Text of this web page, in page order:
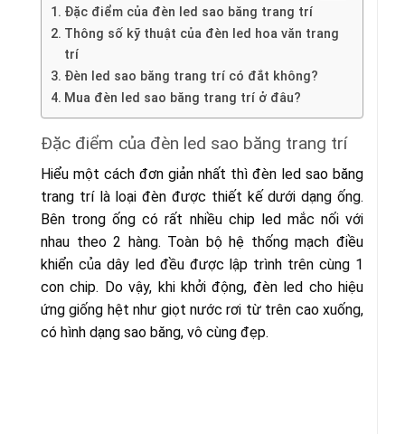
Đặc điểm của đèn led sao băng trang trí
Thông số kỹ thuật của đèn led hoa văn trang
trí
Đèn led sao băng trang trí có đắt không?
Mua đèn led sao băng trang trí ở đâu?
Đặc điểm của đèn led sao băng trang trí
Hiểu một cách đơn giản nhất thì đèn led sao băng
trang trí là loại đèn được thiết kế dưới dạng ống.
Bên trong ống có rất nhiều chip led mắc nối với
nhau theo 2 hàng. Toàn bộ hệ thống mạch điều
khiển của dây led đều được lập trình trên cùng 1
con chip. Do vậy, khi khởi động, đèn led cho hiệu
ứng giống hệt như giọt nước rơi từ trên cao xuống,
có hình dạng sao băng, vô cùng đẹp.